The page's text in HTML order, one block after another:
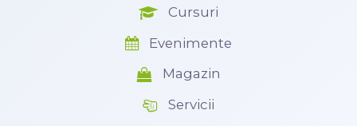
Cursuri
Evenimente
Magazin
Servicii